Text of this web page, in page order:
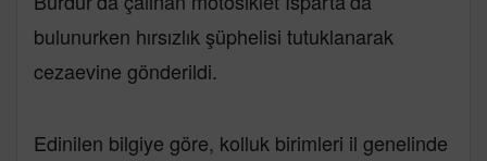
bulunurken hırsızlık şüphelisi tutuklanarak
cezaevine gönderildi.
Edinilen bilgiye göre, kolluk birimleri il genelinde